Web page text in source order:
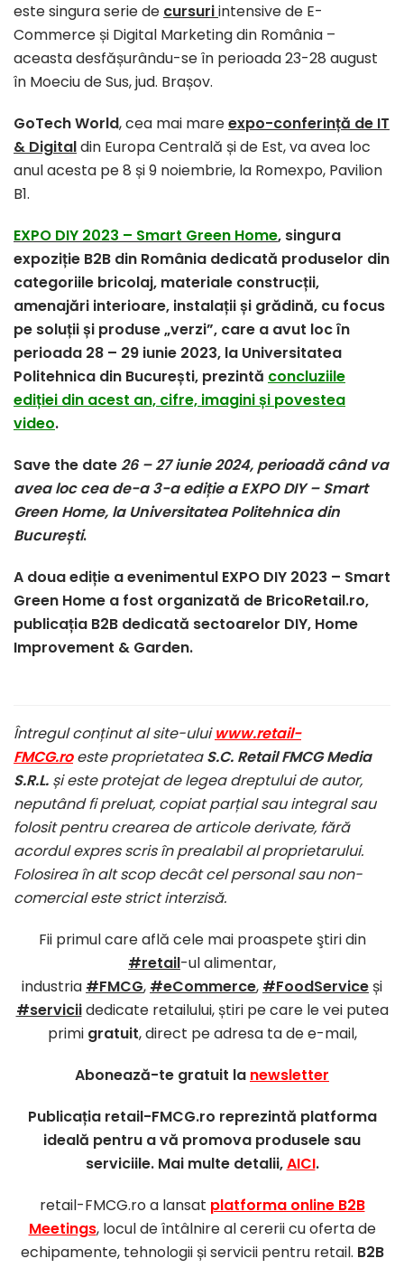
este singura serie de cursuriintensive de E-
Commerce și Digital Marketing din România –
aceasta desfășurându-se în perioada 23-28 august
în Moeciu de Sus, jud. Brașov.
GoTech World, cea mai mareexpo-conferință de IT
& Digitaldin Europa Centrală și de Est, va avea loc
anul acesta pe 8 și 9 noiembrie, la Romexpo, Pavilion
B1.
EXPO DIY 2023 – Smart Green Home, singura
expoziție B2B din România dedicată produselor din
categoriile bricolaj, materiale construcții,
amenajări interioare, instalații și grădină, cu focus
pe soluții și produse „verzi”, care a avut loc în
perioada 28 – 29 iunie 2023, la Universitatea
Politehnica din București, prezintă concluziile
ediției din acest an, cifre, imagini și povestea
video.
Save the date26 – 27 iunie 2024, perioadă când va
avea loc cea de-a 3-a ediție a EXPO DIY – Smart
Green Home, la Universitatea Politehnica din
București.
A doua ediție a evenimentul EXPO DIY 2023 – Smart
Green Home a fost organizată de BricoRetail.ro,
publicația B2B dedicată sectoarelor DIY, Home
Improvement & Garden.
Întregul conținut al site-uluiwww.retail-
FMCG.roeste proprietateaS.C. Retail FMCG Media
S.R.L. și este protejat de legea dreptului de autor,
neputând fi preluat, copiat parțial sau integral sau
folosit pentru crearea de articole derivate, fără
acordul expres scris în prealabil al proprietarului.
Folosirea în alt scop decât cel personal sau non-
comercial este strict interzisă.
Fii primul care află cele mai proaspete ştiri din
#retail-ul alimentar,
industria #FMCG, #eCommerce, #FoodServiceși
#serviciidedicate retailului, știri pe care le vei putea
primi gratuit, direct pe adresa ta de e-mail,
Abonează-te gratuit la newsletter
Publicația retail-FMCG.ro reprezintă platforma
ideală pentru a vă promova produsele sau
serviciile. Mai multe detalii,AICI.
retail-FMCG.ro a lansat platforma online B2B
Meetings, locul de întâlnire al cererii cu oferta de
echipamente, tehnologii și servicii pentru retail. B2B